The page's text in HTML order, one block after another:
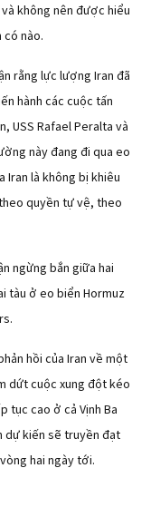
không nên được hiểu
nào.
rằng lực lượng Iran đã
hành các cuộc tấn
USS Rafael Peralta và
này đang đi qua eo
Iran là không bị khiêu
quyền tự vệ, theo
ngừng bắn giữa hai
tàu ở eo biển Hormuz
hồi của Iran về một
dứt cuộc xung đột kéo
tục cao ở cả Vịnh Ba
dự kiến sẽ truyền đạt
hai ngày tới.